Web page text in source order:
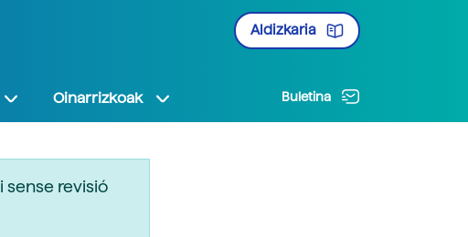
Aldizkaria
Oinarrizkoak Buletina
i sense revisió